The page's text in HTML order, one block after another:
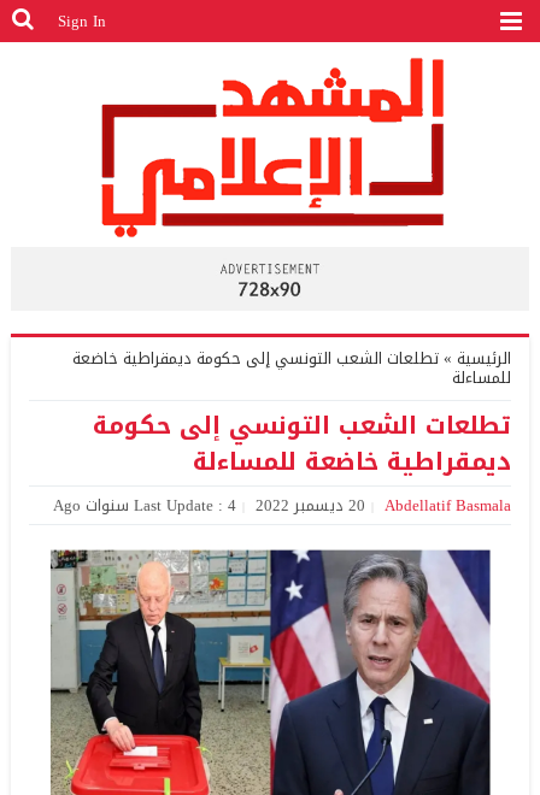
Sign In
الرئيسية »تطلعات الشعب التونسي إلى حكومة ديمقراطية خاضعة
للمساءلة
تطلعات الشعب التونسي إلى حكومة
ديمقراطية خاضعة للمساءلة
Abdellatif Basmala 20 ديسمبر 2022 Last Update : 4 سنوات Ago